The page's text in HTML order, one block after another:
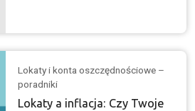
Lokaty i konta oszczędnościowe –
poradniki
Lokaty a inflacja: Czy Twoje